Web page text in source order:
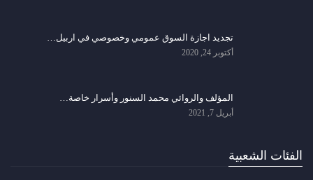
تجديد اجازة السوق عمومي وخصوصي في اربيل…
أكتوبر 24, 2020
المؤلف والروائي محمد السنور وأسرار خاصة…
أبريل 7, 2021
الفئات الشعبية